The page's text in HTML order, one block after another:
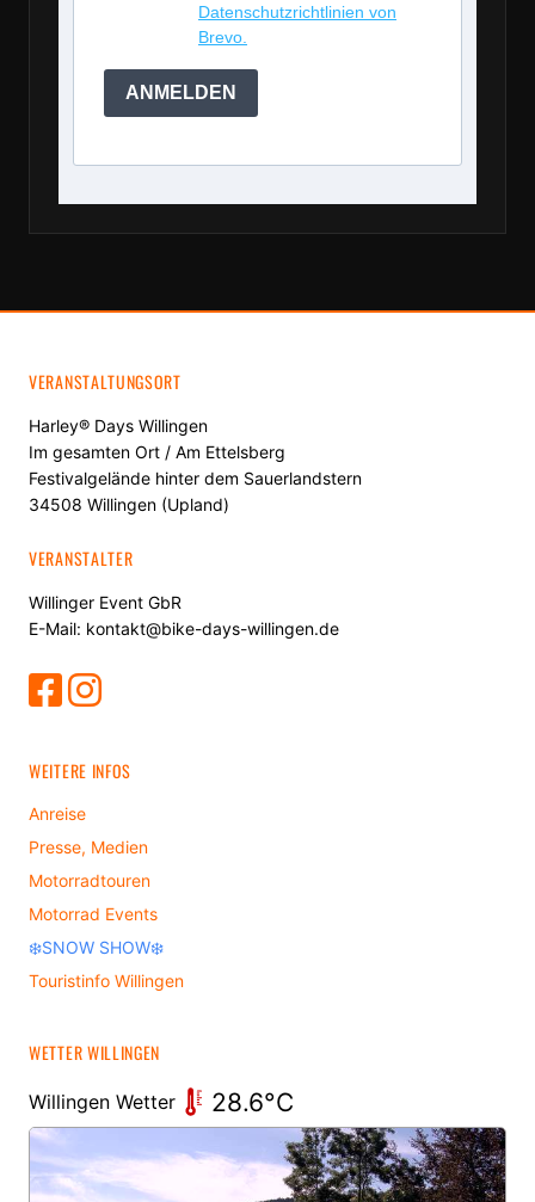
Datenschutzrichtlinien von
Brevo.
ANMELDEN
VERANSTALTUNGSORT
Harley® Days Willingen
Im gesamten Ort / Am Ettelsberg
Festivalgelände hinter dem Sauerlandstern
34508 Willingen (Upland)
VERANSTALTER
Willinger Event GbR
E-Mail: kontakt@bike-days-willingen.de
WEITERE INFOS
Anreise
Presse, Medien
Motorradtouren
Motorrad Events
❄️SNOW SHOW❄️
Touristinfo Willingen
WETTER WILLINGEN
Willingen Wetter 28.6°C